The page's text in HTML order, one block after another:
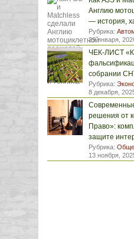
Англию
— история,
Рубрика:
29 января,
ЧЕК-ЛИСТ
собрании
Рубрика:
8 декабря,
решения от
Право»:
защите
Рубрика:
13 ноября,